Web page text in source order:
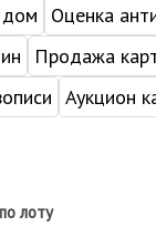
дом Оценка
Продажа
Аукцион
лоту